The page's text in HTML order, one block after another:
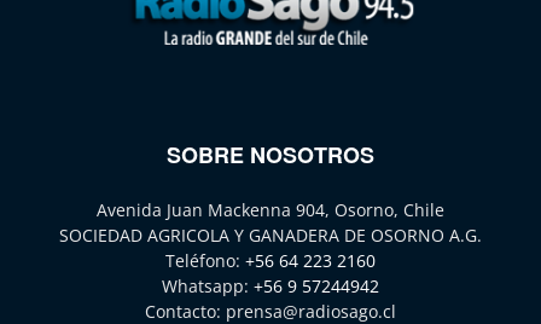
SOBRE NOSOTROS
Avenida Juan Mackenna 904, Osorno, Chile
SOCIEDAD AGRICOLA Y GANADERA DE OSORNO A.G.
Teléfono: +56 64 223 2160
Whatsapp: +56 9 57244942
Contacto: prensa@radiosago.cl